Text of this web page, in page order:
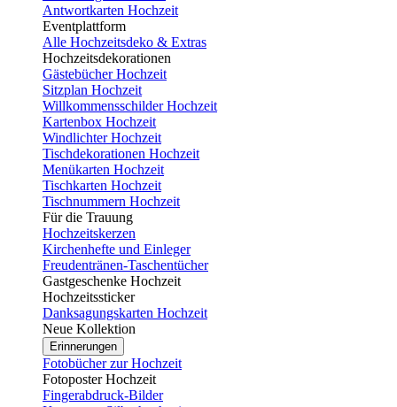
Antwortkarten Hochzeit
Eventplattform
Alle Hochzeitsdeko & Extras
Hochzeitsdekorationen
Gästebücher Hochzeit
Sitzplan Hochzeit
Willkommensschilder Hochzeit
Kartenbox Hochzeit
Windlichter Hochzeit
Tischdekorationen Hochzeit
Menükarten Hochzeit
Tischkarten Hochzeit
Tischnummern Hochzeit
Für die Trauung
Hochzeitskerzen
Kirchenhefte und Einleger
Freudentränen-Taschentücher
Gastgeschenke Hochzeit
Hochzeitssticker
Danksagungskarten Hochzeit
Neue Kollektion
Erinnerungen
Fotobücher zur Hochzeit
Fotoposter Hochzeit
Fingerabdruck-Bilder